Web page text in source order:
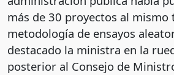
más de 30 proyectos al mismo
metodología de ensayos
destacado la ministra en la
posterior al Consejo de